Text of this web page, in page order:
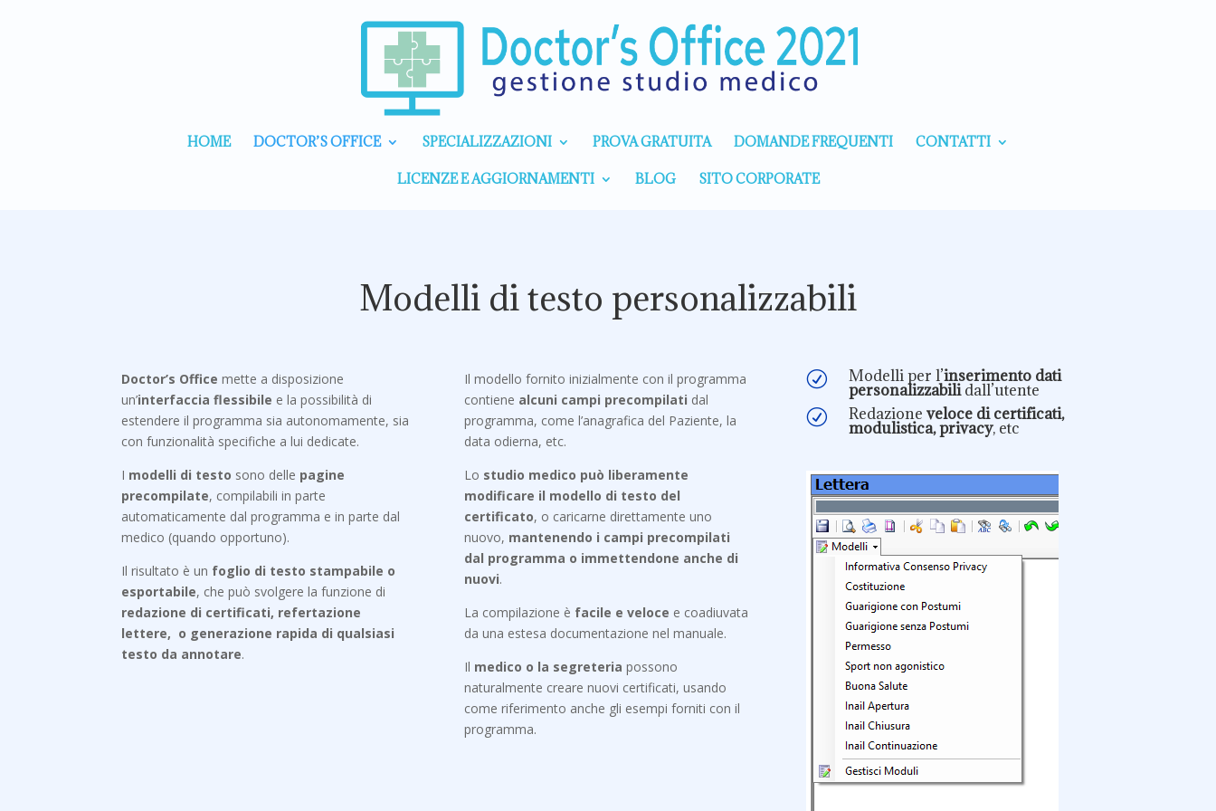
HOME DOCTOR’S OFFICE SPECIALIZZAZIONI PROVA GRATUITA DOMANDE FREQUENTI CONTATTI
LICENZE E AGGIORNAMENTI BLOG SITO CORPORATE
Modelli di testo personalizzabili
Doctor’s Office mette a disposizione
un’interfaccia flessibile e la possibilità di
estendere il programma sia autonomamente, sia
con funzionalità specifiche a lui dedicate.
I modelli di testo sono delle pagine
precompilate, compilabili in parte
automaticamente dal programma e in parte dal
medico (quando opportuno).
Il risultato è un foglio di testo stampabile o
esportabile, che può svolgere la funzione di
redazione di certificati, refertazione
lettere, o generazione rapida di qualsiasi
testo da annotare.
Il modello fornito inizialmente con il programma
contiene alcuni campi precompilati dal
programma, come l’anagrafica del Paziente, la
data odierna, etc.
Lo studio medico può liberamente
modificare il modello di testo del
certificato, o caricarne direttamente uno
nuovo, mantenendo i campi precompilati
dal programma o immettendone anche di
nuovi.
La compilazione è facile e veloce e coadiuvata
da una estesa documentazione nel manuale.
Il medico o la segreteria possono
naturalmente creare nuovi certificati, usando
come riferimento anche gli esempi forniti con il
programma.
R Modelli per l’inserimento dati
personalizzabilidall’utente
R
Redazione veloce di certificati,
modulistica, privacy, etc